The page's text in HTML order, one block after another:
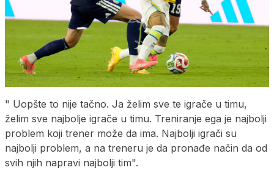
" Uopšte to nije tačno. Ja želim sve te igrače u timu,
želim sve najbolje igrače u timu. Treniranje ega je najbolji
problem koji trener može da ima. Najbolji igrači su
najbolji problem, a na treneru je da pronađe način da od
svih njih napravi najbolji tim".